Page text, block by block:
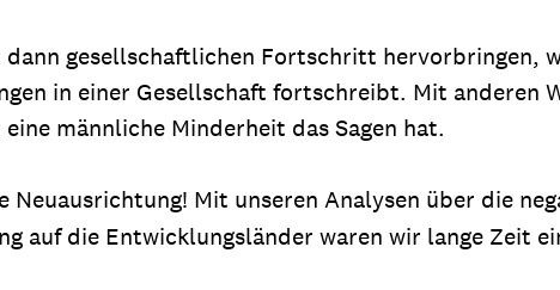
gesellschaftlichen Fortschritt hervorbringen,
in einer Gesellschaft fortschreibt. Mit anderen
männliche Minderheit das Sagen hat.
Mit unseren Analysen über die
auf die Entwicklungsländer waren wir lange Zeit